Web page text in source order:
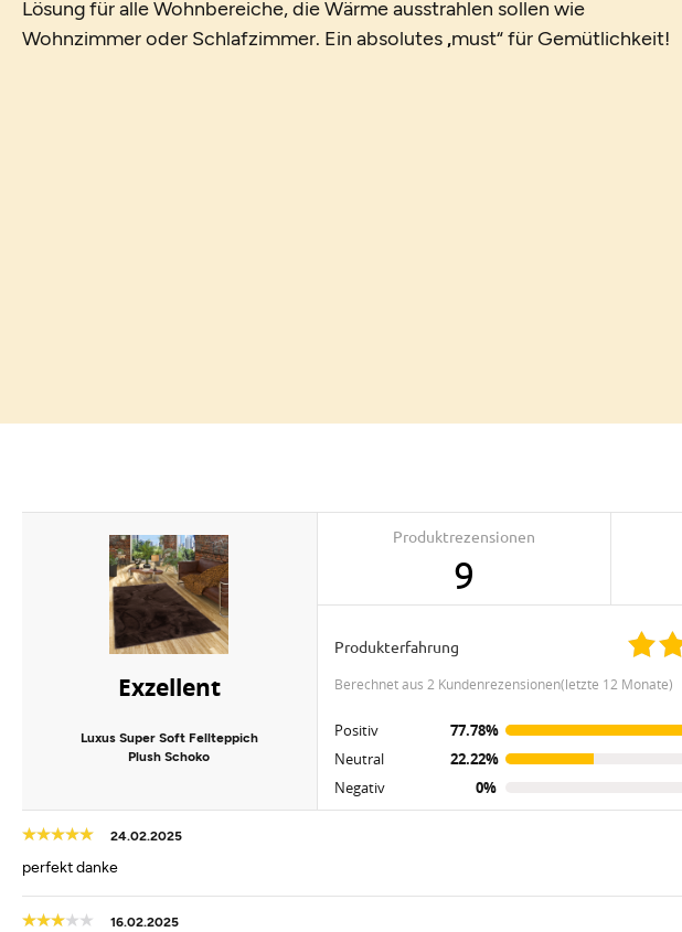
Lösung für alle Wohnbereiche, die Wärme ausstrahlen sollen wie
Wohnzimmer oder Schlafzimmer. Ein absolutes „must“ für Gemütlichkeit!
Exzellent
Luxus Super Soft Fellteppich
Plush Schoko
Produktrezensionen
9
Produkterfahrung
berechnet aus 2 Kundenrezensionen(letzte 12 Monate)
Positiv
77.78%
Neutral
22.22%
Negativ
0%
24.02.2025
perfekt danke
16.02.2025